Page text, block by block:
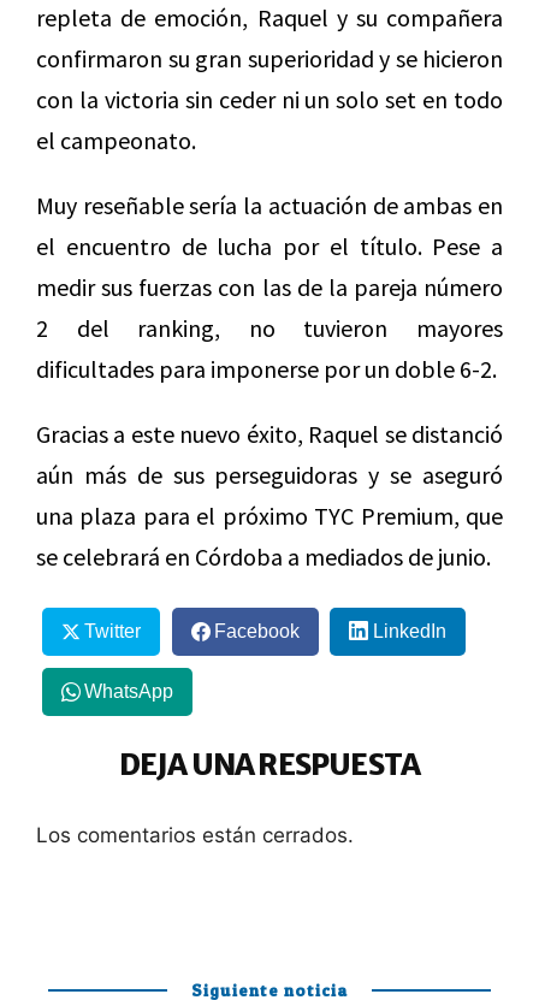
repleta de emoción, Raquel y su compañera
confirmaron su gran superioridad y se hicieron
con la victoria sin ceder ni un solo set en todo
el campeonato.
Muy reseñable sería la actuación de ambas en
el encuentro de lucha por el título. Pese a
medir sus fuerzas con las de la pareja número
2 del ranking, no tuvieron mayores
dificultades para imponerse por un doble 6-2.
Gracias a este nuevo éxito, Raquel se distanció
aún más de sus perseguidoras y se aseguró
una plaza para el próximo TYC Premium, que
se celebrará en Córdoba a mediados de junio.
Twitter Facebook LinkedIn
WhatsApp
DEJA UNA RESPUESTA
Los comentarios están cerrados.
Siguiente noticia